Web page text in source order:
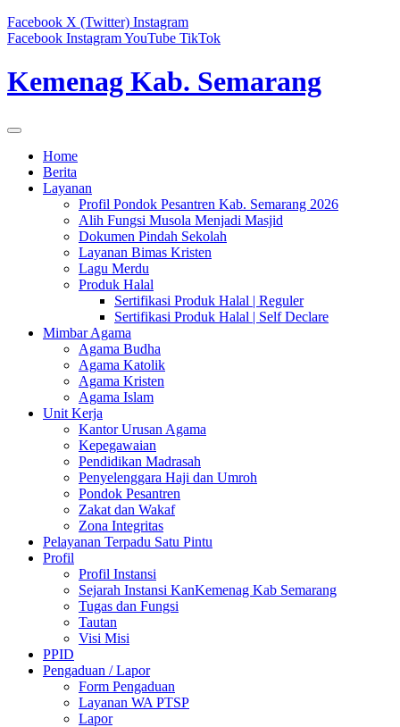
Facebook X (Twitter) Instagram
Facebook InstagramYouTube TikTok
Kemenag Kab. Semarang
Home
Berita
Layanan
Profil Pondok Pesantren Kab. Semarang 2026
Alih Fungsi Musola Menjadi Masjid
Dokumen Pindah Sekolah
Layanan Bimas Kristen
Lagu Merdu
Produk Halal
Sertifikasi Produk Halal | Reguler
Sertifikasi Produk Halal | Self Declare
Mimbar Agama
Agama Budha
Agama Katolik
Agama Kristen
Agama Islam
Unit Kerja
Kantor Urusan Agama
Kepegawaian
Pendidikan Madrasah
Penyelenggara Haji dan Umroh
Pondok Pesantren
Zakat dan Wakaf
Zona Integritas
Pelayanan Terpadu Satu Pintu
Profil
Profil Instansi
Sejarah Instansi KanKemenag Kab Semarang
Tugas dan Fungsi
Tautan
Visi Misi
PPID
Pengaduan / Lapor
Form Pengaduan
Layanan WA PTSP
Lapor